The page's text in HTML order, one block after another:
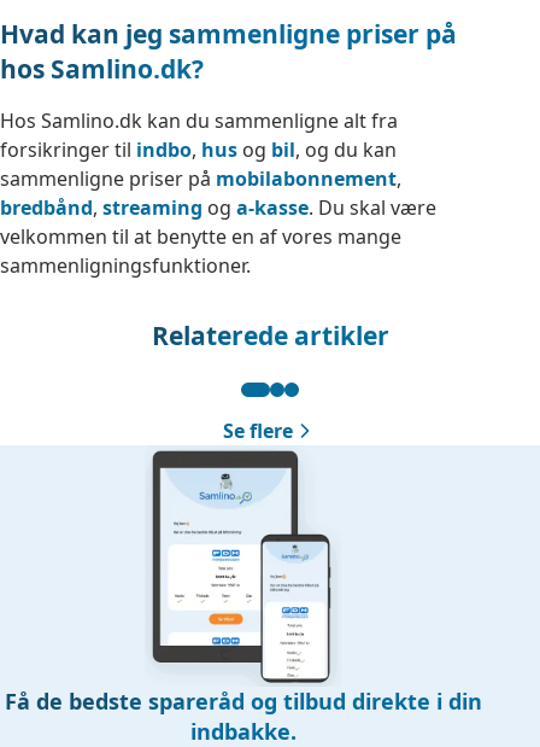
Hvad kan jeg sammenligne priser på
hos Samlino.dk?
Hos Samlino.dk kan du sammenligne alt fra
forsikringer til indbo, hus og bil, og du kan
sammenligne priser på mobilabonnement,
bredbånd, streaming og a-kasse. Du skal være
velkommen til at benytte en af vores mange
sammenligningsfunktioner.
Relaterede artikler
Se flere
Få de bedste spareråd og tilbud direkte i din
indbakke.